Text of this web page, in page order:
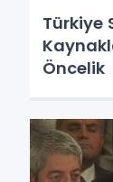
Türkiye
Öncelik